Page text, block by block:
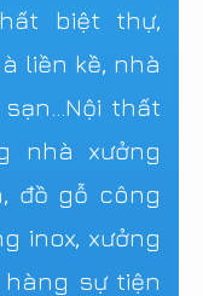
biệt thự,
liền kề, nhà
thất
nhà xưởng
đồ gỗ công
inox, xưởng
sự tiện